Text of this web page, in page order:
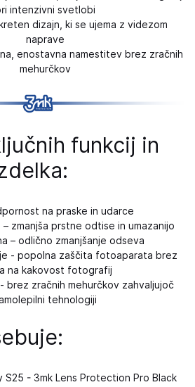
intenzivni svetlobi
dizajn, ki se ujema z videzom
naprave
enostavna namestitev brez zračnih
mehurčkov
funkcij in
na praske in udarce
zmanjša prstne odtise in umazanijo
– odlično zmanjšanje odseva
- popolna zaščita fotoaparata brez
na kakovost fotografij
brez zračnih mehurčkov zahvaljujoč
tehnologiji
S25 - 3mk Lens Protection Pro Black